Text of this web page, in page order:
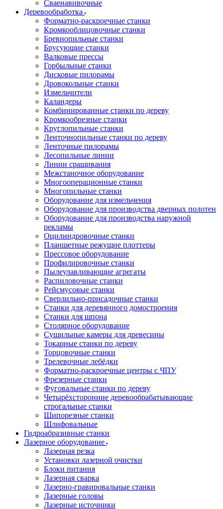
Cваенавивочные
Деревообработка
Форматно-раскроечные станки
Кромкооблицовочные станки
Бревнопильные станки
Брусующие станки
Валковые прессы
Горбыльные станки
Дисковые пилорамы
Дровокольные станки
Измельчители
Каландеры
Комбинированные станки по дереву
Кромкообрезные станки
Круглопильные станки
Ленточнопильные станки по дереву
Ленточные пилорамы
Лесопильные линии
Линии сращивания
Межстаночное оборудование
Многооперационные станки
Многопильные станки
Оборудование для измельчения
Оборудование для производства дверных полотен
Оборудование для производства наружной
рекламы
Оцилиндровочные станки
Планшетные режущие плоттеры
Прессовое оборудование
Профилировочные станки
Пылеулавливающие агрегаты
Распиловочные станки
Рейсмусовые станки
Сверлильно-присадочные станки
Станки для деревянного домостроения
Станки для шпона
Столярное оборудование
Сушильные камеры для древесины
Токарные станки по дереву
Торцовочные станки
Трелевочные лебёдки
Форматно-раскроечные центры с ЧПУ
Фрезерные станки
Фуговальные станки по дереву
Четырёхсторонние деревообрабатывающие
строгальные станки
Шипорезные станки
Шлифовальные
Гидроабразивные станки
Лазерное оборудование
Лазерная резка
Установки лазерной очистки
Блоки питания
Лазерная сварка
Лазерно-гравировальные станки
Лазерные головы
Лазерные источники